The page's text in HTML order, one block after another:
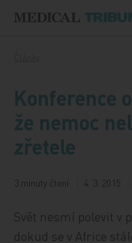
Konference
že nemoc
zřetele
3 minuty čtení 4. 3. 2015
Svět nesmí polevit v
dokud se v Africe